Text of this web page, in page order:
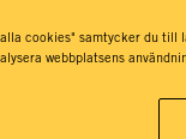
cookies" samtycker du
webbplatsens